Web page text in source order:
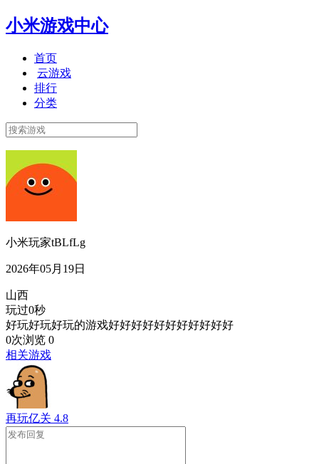
小米游戏中心
首页
云游戏
排行
分类
小米玩家tBLfLg
2026年05月19日
山西
玩过0秒
好玩好玩好玩的游戏好好好好好好好好好好好
0次浏览 0
相关游戏
再玩亿关 4.8